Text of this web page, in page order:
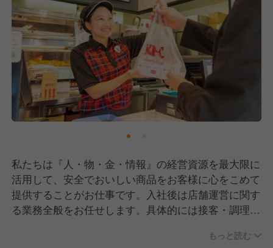
私たちは『人・物・金・情報』の経営資源を最大限に
活用して、安全でおいしい商品をお客様に心をこめて
提供することがお仕事です。入社後は店舗運営に関す
る業務全般をお任せします。具体的には接客・調理業
イトの教育なども担当していただきます。もっと読む